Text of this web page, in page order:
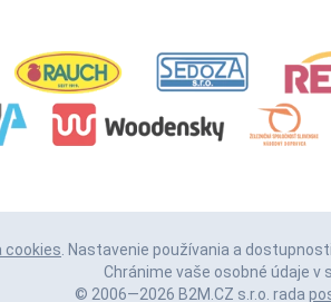
cookies. Nastavenie používania a
Chránime vaše osobné údaje v
© 2006—2026 B2M.CZ s.r.o. rada